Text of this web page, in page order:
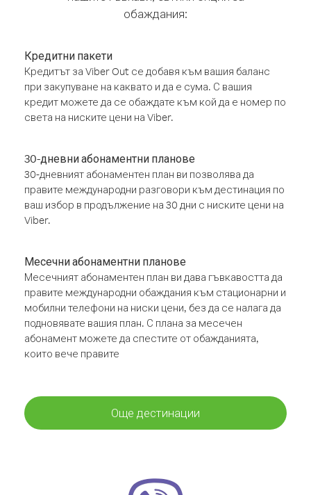
обаждания:
Кредитни пакети
Кредитът за Viber Out се добавя към вашия баланс
при закупуване на каквато и да е сума. С вашия
кредит можете да се обаждате към кой да е номер по
света на ниските цени на Viber.
30-дневни абонаментни планове
30-дневният абонаментен план ви позволява да
правите международни разговори към дестинация по
ваш избор в продължение на 30 дни с ниските цени на
Viber.
Месечни абонаментни планове
Месечният абонаментен план ви дава гъвкавостта да
правите международни обаждания към стационарни и
мобилни телефони на ниски цени, без да се налага да
подновявате вашия план. С плана за месечен
абонамент можете да спестите от обажданията,
които вече правите
Още дестинации